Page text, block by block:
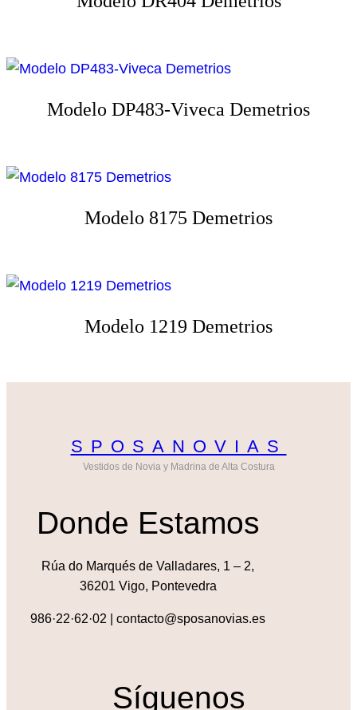
Modelo DP483-Viveca Demetrios
Modelo 8175 Demetrios
Modelo 1219 Demetrios
SPOSANOVIAS
Vestidos de Novia y Madrina de Alta Costura
Donde Estamos
Rúa do Marqués de Valladares, 1 – 2,
36201 Vigo, Pontevedra
986·22·62·02 | contacto@sposanovias.es
Síguenos